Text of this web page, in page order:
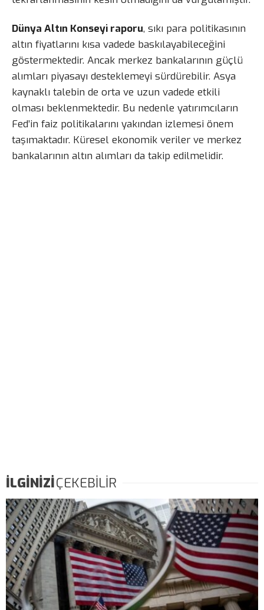
Dünya Altın Konseyi raporu, sıkı para politikasının
altın fiyatlarını kısa vadede baskılayabileceğini
göstermektedir. Ancak merkez bankalarının güçlü
alımları piyasayı desteklemeyi sürdürebilir. Asya
kaynaklı talebin de orta ve uzun vadede etkili
olması beklenmektedir. Bu nedenle yatırımcıların
Fed’in faiz politikalarını yakından izlemesi önem
taşımaktadır. Küresel ekonomik veriler ve merkez
bankalarının altın alımları da takip edilmelidir.
İLGİNİZİÇEKEBİLİR